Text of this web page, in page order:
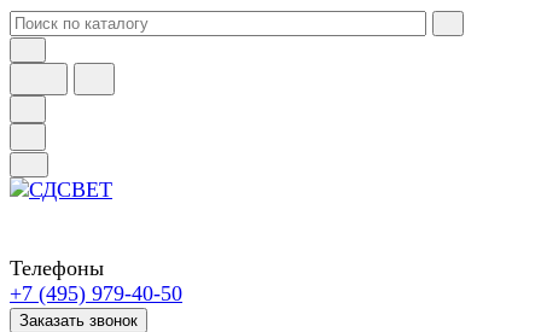
Телефоны
+7 (495) 979-40-50
Заказать звонок